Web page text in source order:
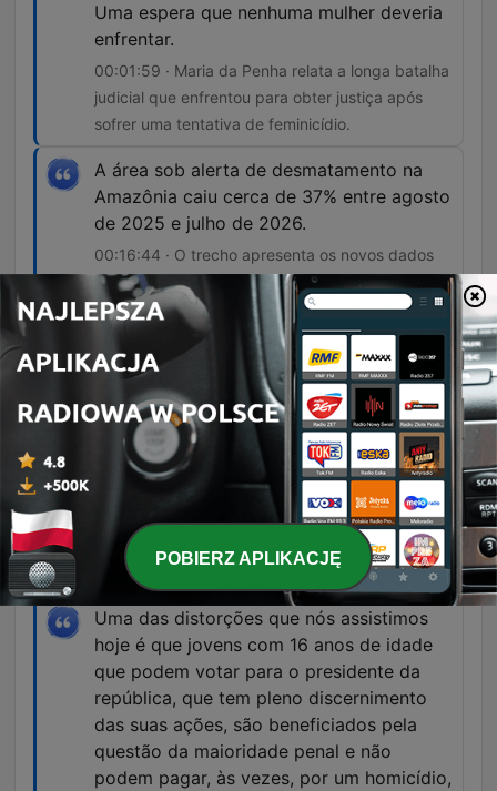
Uma espera que nenhuma mulher deveria
enfrentar.
00:01:59 · Maria da Penha relata a longa batalha
judicial que enfrentou para obter justiça após
sofrer uma tentativa de feminicídio.
A área sob alerta de desmatamento na
Amazônia caiu cerca de 37% entre agosto
de 2025 e julho de 2026.
00:16:44 · O trecho apresenta os novos dados
do INPE sobre a redução do desmatamento na
região amazônica.
Este painel é exatamente a demonstração
da violência que se vem praticando A
denúncia de um feminicídio que não para,
embora eu já tenha conclamado mais que
uma vez, parem de nos matar porque nós
resolvemos que nós não vamos morrer.
00:26:16 · A ministra Cármen Lúcia comenta
sobre a obra de arte inaugurada no STF como
protesto contra o feminicídio.
Uma das distorções que nós assistimos
hoje é que jovens com 16 anos de idade
que podem votar para o presidente da
república, que tem pleno discernimento
das suas ações, são beneficiados pela
questão da maioridade penal e não
podem pagar, às vezes, por um homicídio,
POBIERZ APLIKACJĘ